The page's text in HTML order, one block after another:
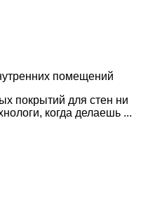
помещений
покрытий для стен ни
когда делаешь ...